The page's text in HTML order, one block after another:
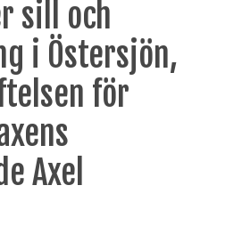
sill och
i Östersjön,
för
Axel